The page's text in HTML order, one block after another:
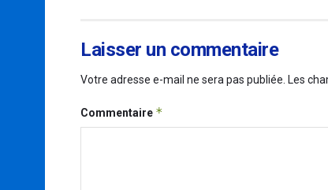
Laisser un commentaire
Votre adresse e-mail ne sera pas publiée. Les
Commentaire *